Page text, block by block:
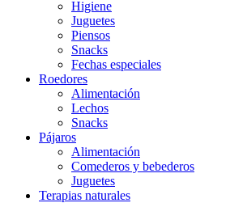
Higiene
Juguetes
Piensos
Snacks
Fechas especiales
Roedores
Alimentación
Lechos
Snacks
Pájaros
Alimentación
Comederos y bebederos
Juguetes
Terapias naturales